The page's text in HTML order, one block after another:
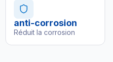
anti-corrosion
Réduit la corrosion